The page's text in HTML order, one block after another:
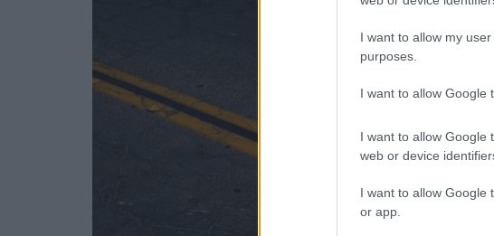
I want to allow my
purposes.
I want to allow Google
I want to allow Google
web or device
I want to allow Google
or app.